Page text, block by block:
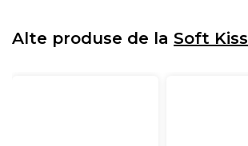
Alte produse de la Soft Kiss